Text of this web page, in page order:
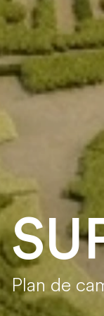
Plan de